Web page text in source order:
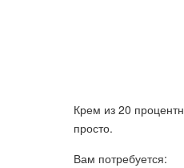
Крем из 20
просто.
Вам потребуется: